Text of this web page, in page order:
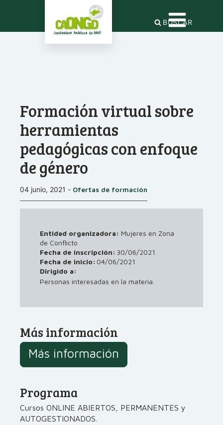
BUSCAR
Formación virtual sobre
herramientas
pedagógicas con enfoque
de género
04 junio, 2021 - Ofertas de formación
Entidad organizadora: Mujeres en Zona
de Conflicto
Fecha de inscripción: 30/06/2021
Fecha de inicio: 04/06/2021
Dirigido a:
Personas interesadas en la materia.
Más información
Más información
Programa
Cursos ONLINE ABIERTOS, PERMANENTES y
AUTOGESTIONADOS.